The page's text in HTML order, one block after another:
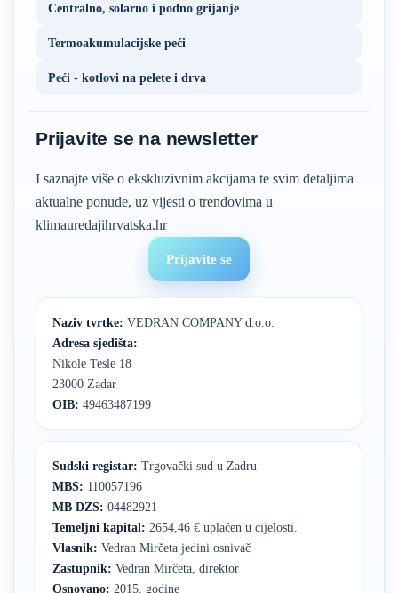
Centralno, solarno i podno grijanje
Termoakumulacijske peći
Peći - kotlovi na pelete i drva
Prijavite se na newsletter
I saznajte više o ekskluzivnim akcijama te svim detaljima
aktualne ponude, uz vijesti o trendovima u
klimauredajihrvatska.hr
Prijavite se
Naziv tvrtke: VEDRAN COMPANY d.o.o.
Adresa sjedišta:
Nikole Tesle 18
23000 Zadar
OIB: 49463487199
Sudski registar: Trgovački sud u Zadru
MBS: 110057196
MB DZS: 04482921
Temeljni kapital: 2654,46 € uplaćen u cijelosti.
Vlasnik: Vedran Mirčeta jedini osnivač
Zastupnik: Vedran Mirčeta, direktor
Osnovano: 2015. godine